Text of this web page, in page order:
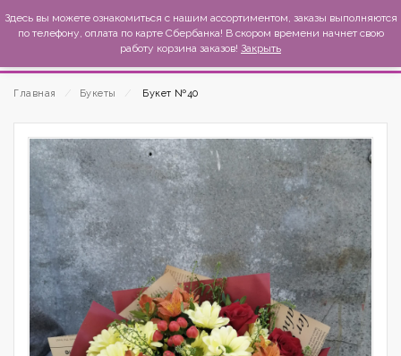
MexиKo
Главная Букеты Букет №40
Здесь вы можете ознакомиться с нашим ассортиментом, заказы выполняются
по телефону, оплата по карте Сбербанка! В скором времени начнет свою
работу корзина заказов! Закрыть